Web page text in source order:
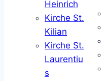
Heinrich
Kirche St.
Kilian
Kirche St.
Laurentiu
s